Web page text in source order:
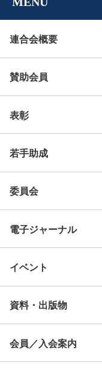
連合会概要
賛助会員
表彰
若手助成
委員会
電子ジャーナル
イベント
資料・出版物
会員／入会案内